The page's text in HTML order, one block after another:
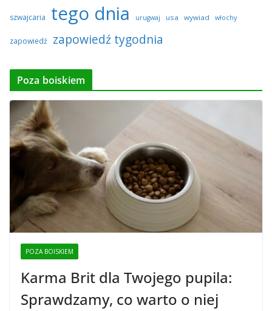
szwajcaria tego dnia urugwaj usa wywiad włochy
zapowiedź zapowiedź tygodnia
Poza boiskiem
POZA BOISKIEM
Karma Brit dla Twojego pupila:
Sprawdzamy, co warto o niej